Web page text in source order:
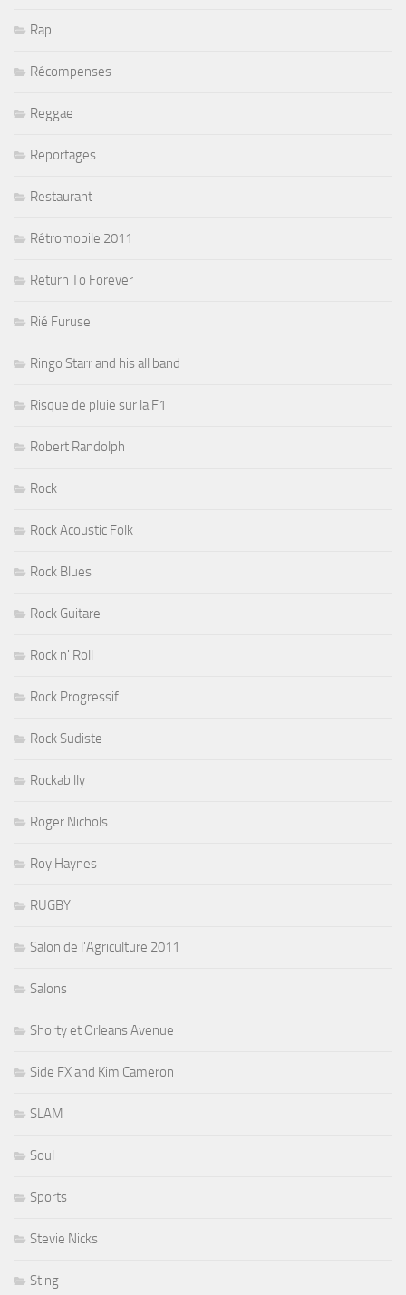
Rap
Récompenses
Reggae
Reportages
Restaurant
Rétromobile 2011
Return To Forever
Rié Furuse
Ringo Starr and his all band
Risque de pluie sur la F1
Robert Randolph
Rock
Rock Acoustic Folk
Rock Blues
Rock Guitare
Rock n' Roll
Rock Progressif
Rock Sudiste
Rockabilly
Roger Nichols
Roy Haynes
RUGBY
Salon de l'Agriculture 2011
Salons
Shorty et Orleans Avenue
Side FX and Kim Cameron
SLAM
Soul
Sports
Stevie Nicks
Sting